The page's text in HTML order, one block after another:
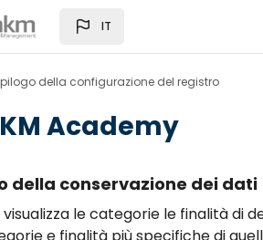
menu
IT
della configurazione del registro
Academy
della conservazione dei dati
visualizza le categorie le finalità di